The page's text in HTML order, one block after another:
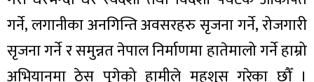
गर्ने, लगानीका अनगिन्ति अवसरहरु सृजना गर्ने, रोजगारी
सृजना गर्ने र समुन्नत नेपाल निर्माणमा हातेमालो गर्ने हाम्रो
अभियानमा ठेस पुगेको हामीले महशुस गरेका छौँ ।